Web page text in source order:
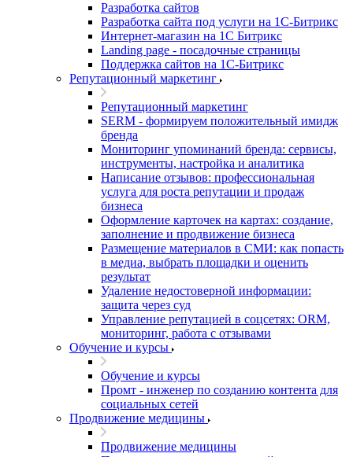
Разработка сайтов
Разработка сайта под услуги на 1С-Битрикс
Интернет-магазин на 1С Битрикс
Landing page - посадочные страницы
Поддержка сайтов на 1С-Битрикс
Репутационный маркетинг
Репутационный маркетинг
SERM - формируем положительный имидж
бренда
Мониторинг упоминаний бренда: сервисы,
инструменты, настройка и аналитика
Написание отзывов: профессиональная
услуга для роста репутации и продаж
бизнеса
Оформление карточек на картах: создание,
заполнение и продвижение бизнеса
Размещение материалов в СМИ: как попасть
в медиа, выбрать площадки и оценить
результат
Удаление недостоверной информации:
защита через суд
Управление репутацией в соцсетях: ORM,
мониторинг, работа с отзывами
Обучение и курсы
Обучение и курсы
Промт - инженер по созданию контента для
социальных сетей
Продвижение медицины
Продвижение медицины